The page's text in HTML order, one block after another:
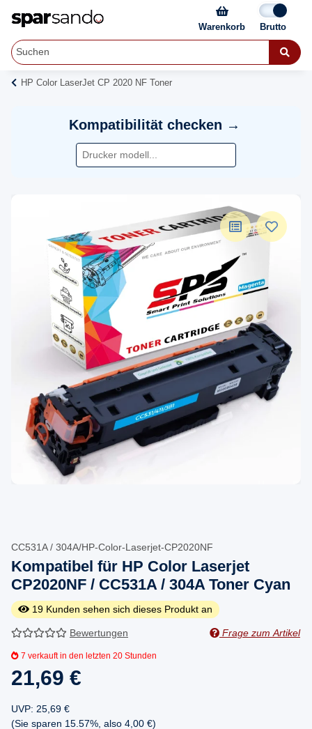
Warenkorb
HP Color LaserJet CP 2020 NF Toner
Kompatibilität checken →
CC531A / 304A/HP-Color-Laserjet-CP2020NF
Kompatibel für HP Color Laserjet
CP2020NF / CC531A / 304A Toner Cyan
19 Kunden sehen sich dieses Produkt an
Bewertungen Frage zum Artikel
7 verkauft in den letzten 20 Stunden
21,69 €
UVP: 25,69 €
(Sie sparen 15.57% , also 4,00 €)